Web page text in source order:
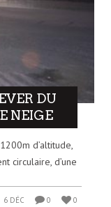
DU
NEIGE
d’altitude,
circulaire, d’une
6 DÉC 0 0